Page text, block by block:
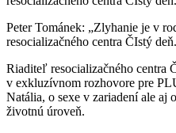
Peter Tománek: „Zlyhanie je v
resocializačného centra ČIstý deň.
Riaditeľ resocializačného centra
v exkluzívnom rozhovore pre
Natália, o sexe v zariadení ale aj
životnú úroveň.